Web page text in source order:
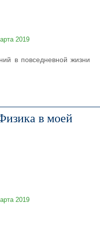
2019
в повседневной жизни
в моей
2019